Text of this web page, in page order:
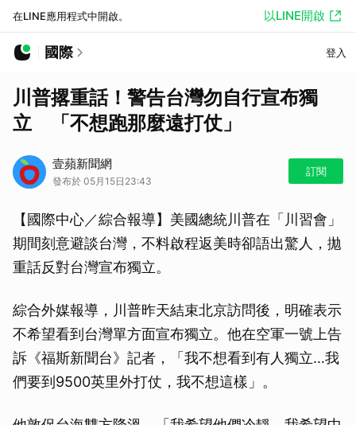
在LINE應用程式中開啟。 以LINE開啟
國際 登入
川普撂重話！警告台灣勿自行宣布獨
立 「不想跑那麼遠打仗」
壹蘋新聞網
發布於 05月15日23:43
訂閱
【國際中心／綜合報導】美國總統川普在「川習會」
期間刻意避談台灣，不料啟程返美時卻語出驚人，拋
重話反對台灣宣布獨立。
綜合外媒報導，川普昨天結束北京訪問後，明確表示
不希望看到台灣單方面宣布獨立。他在空軍一號上告
訴《福斯新聞台》記者，「我不想看到有人獨立…我
們要到9500英里外打仗，我不想這樣」。